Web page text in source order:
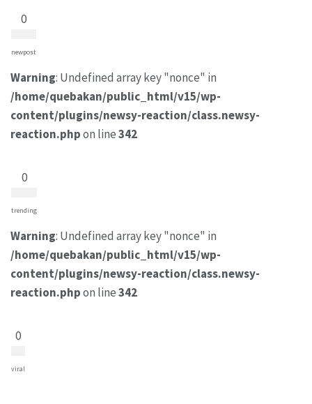
0
newpost
Warning: Undefined array key "nonce" in
/home/quebakan/public_html/v15/wp-
content/plugins/newsy-reaction/class.newsy-
reaction.phpon line342
0
trending
Warning: Undefined array key "nonce" in
/home/quebakan/public_html/v15/wp-
content/plugins/newsy-reaction/class.newsy-
reaction.phpon line342
0
viral